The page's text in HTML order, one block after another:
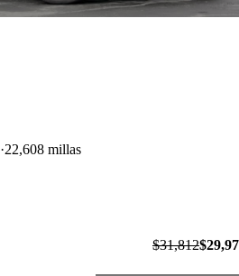
22,608 millas
$31,812